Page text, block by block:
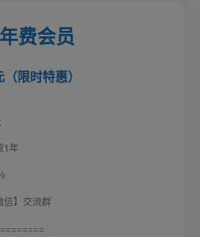
费会员
限时特惠）
1年
信】交流群